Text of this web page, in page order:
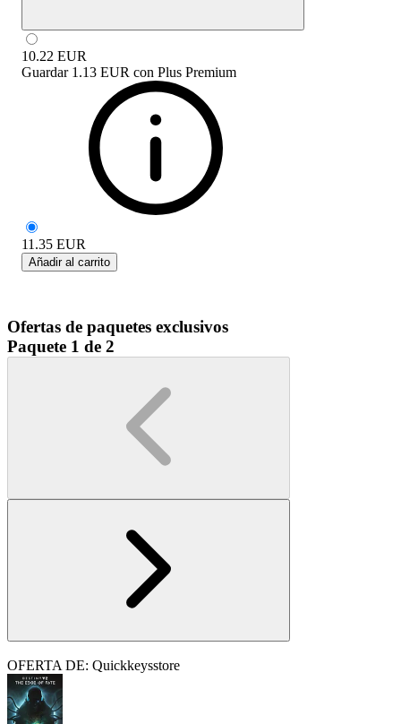
10.22 EUR
Guardar 1.13 EUR con Plus Premium
11.35 EUR
Añadir al carrito
Ofertas de paquetes exclusivos
Paquete 1 de 2
OFERTA DE: Quickkeysstore